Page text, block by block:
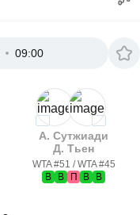
09:00
А. Сутжиади
Д. Тьен
WTA #51 / WTA #45
В
В П В В